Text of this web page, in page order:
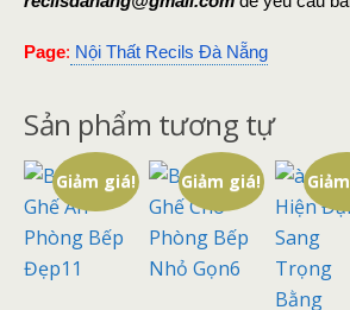
Page: Nội Thất Recils Đà Nẵng
Sản phẩm tương tự
Giảm giá! Giảm giá!